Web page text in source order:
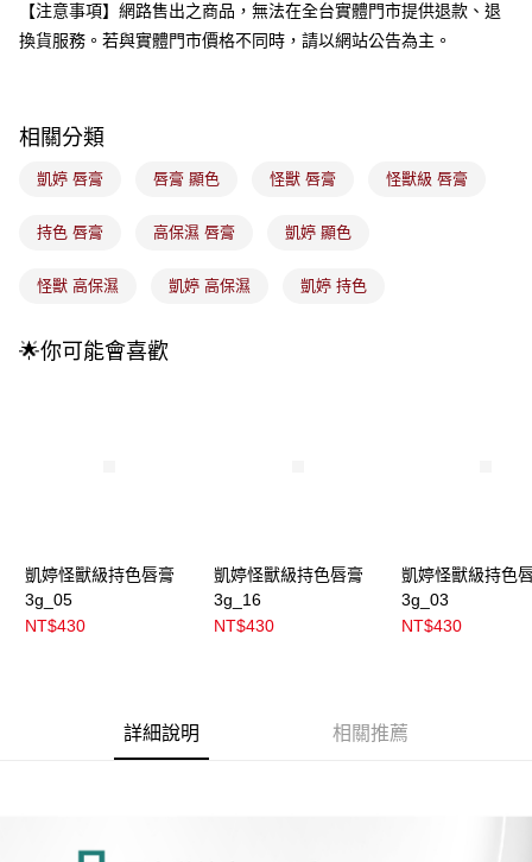
2.付款方式選擇「大哥付你分期」，訂單成立後會自動跳轉到大哥付的交易
流程，驗證手機門號後，選擇欲分期的期數、繳款截止日，確認付款後即完
成交易。
3.實際核准額度、可分期數及費用金額請依後續交易確認頁面所載為準。
消。如遇「轉專審核」未通過狀況，表示未達大哥付你分期系統評分，恕無
【繳款方式說明】
1.分期款項不併入電信帳單，「大哥付你分期」於每月結算日後寄送繳費提
2.透過簡訊連結打開帳單後，可選擇「超商條碼／台灣大直營門市／銀行轉
帳／街口支付／iPASS MONEY」等通路繳費。
每筆NT$100，滿NT$899(含以上)免運費
付款後全家取貨
7-11取貨付款
宅配(離島)
每筆NT$300，滿NT$3,000(含以上)免運費
【注意事項】網路售出之商品，無法在全台實體門市提供退款、退
換貨服務。若與實體門市價格不同時，請以網站公告為主。
相關分類
凱婷 唇膏 唇膏 顯色 怪獸 唇膏 怪獸級 唇膏
持色 唇膏 高保濕 唇膏 凱婷 顯色
怪獸 高保濕 凱婷 高保濕 凱婷 持色
🌟你可能會喜歡
凱婷怪獸級持色唇膏
3g_05
NT$430
凱婷怪獸級持色唇膏
3g_16
NT$430
凱婷怪獸級持色
3g_03
NT$430
詳細說明 相關推薦